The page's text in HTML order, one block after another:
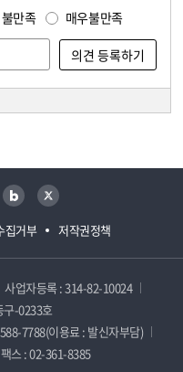
불만족 매우불만족
집거부 저작권정책
블로그 트위터
사업자등록 : 314-82-10024
구-0233호
7788(이용료 : 발신자부담)
팩스 : 02-361-8385